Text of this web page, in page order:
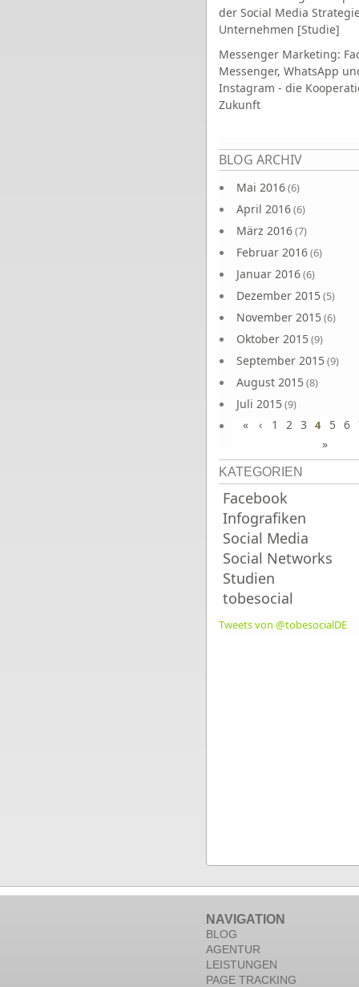
der Social Media
Unternehmen [Studie]
Messenger Marketing:
Messenger, WhatsApp
Instagram - die
Zukunft
BLOG ARCHIV
Mai 2016(6)
April 2016(6)
März 2016(7)
Februar 2016(6)
Januar 2016(6)
Dezember 2015(5)
November 2015(6)
Oktober 2015(9)
September 2015(9)
August 2015(8)
Juli 2015(9)
Juni 2015(9)
Seiten
« ‹ 1 2 3 4 5 6
»
KATEGORIEN
Facebook
Infografiken
Social Media
Social Networks
Studien
tobesocial
Tweets von @tobesocialDE
NAVIGATION
BLOG
AGENTUR
LEISTUNGEN
PAGE TRACKING